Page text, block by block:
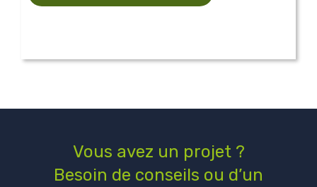
Vous avez un projet ?
Besoin de conseils ou d’un